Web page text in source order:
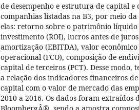
de desempenho e estrutura de capital e
companhias listadas na B3, por meio
elas: retorno sobre o patrimônio líquido
investimento (ROI), lucros antes de
amortização (EBITDA), valor
operacional (FCO), composição de
capital de terceiros (PCT). Desse modo,
a relação dos indicadores financeiros
capital com o valor de mercado das
2010 a 2016. Os dados foram extraídos
BloombergÂ®, sendo a amostra